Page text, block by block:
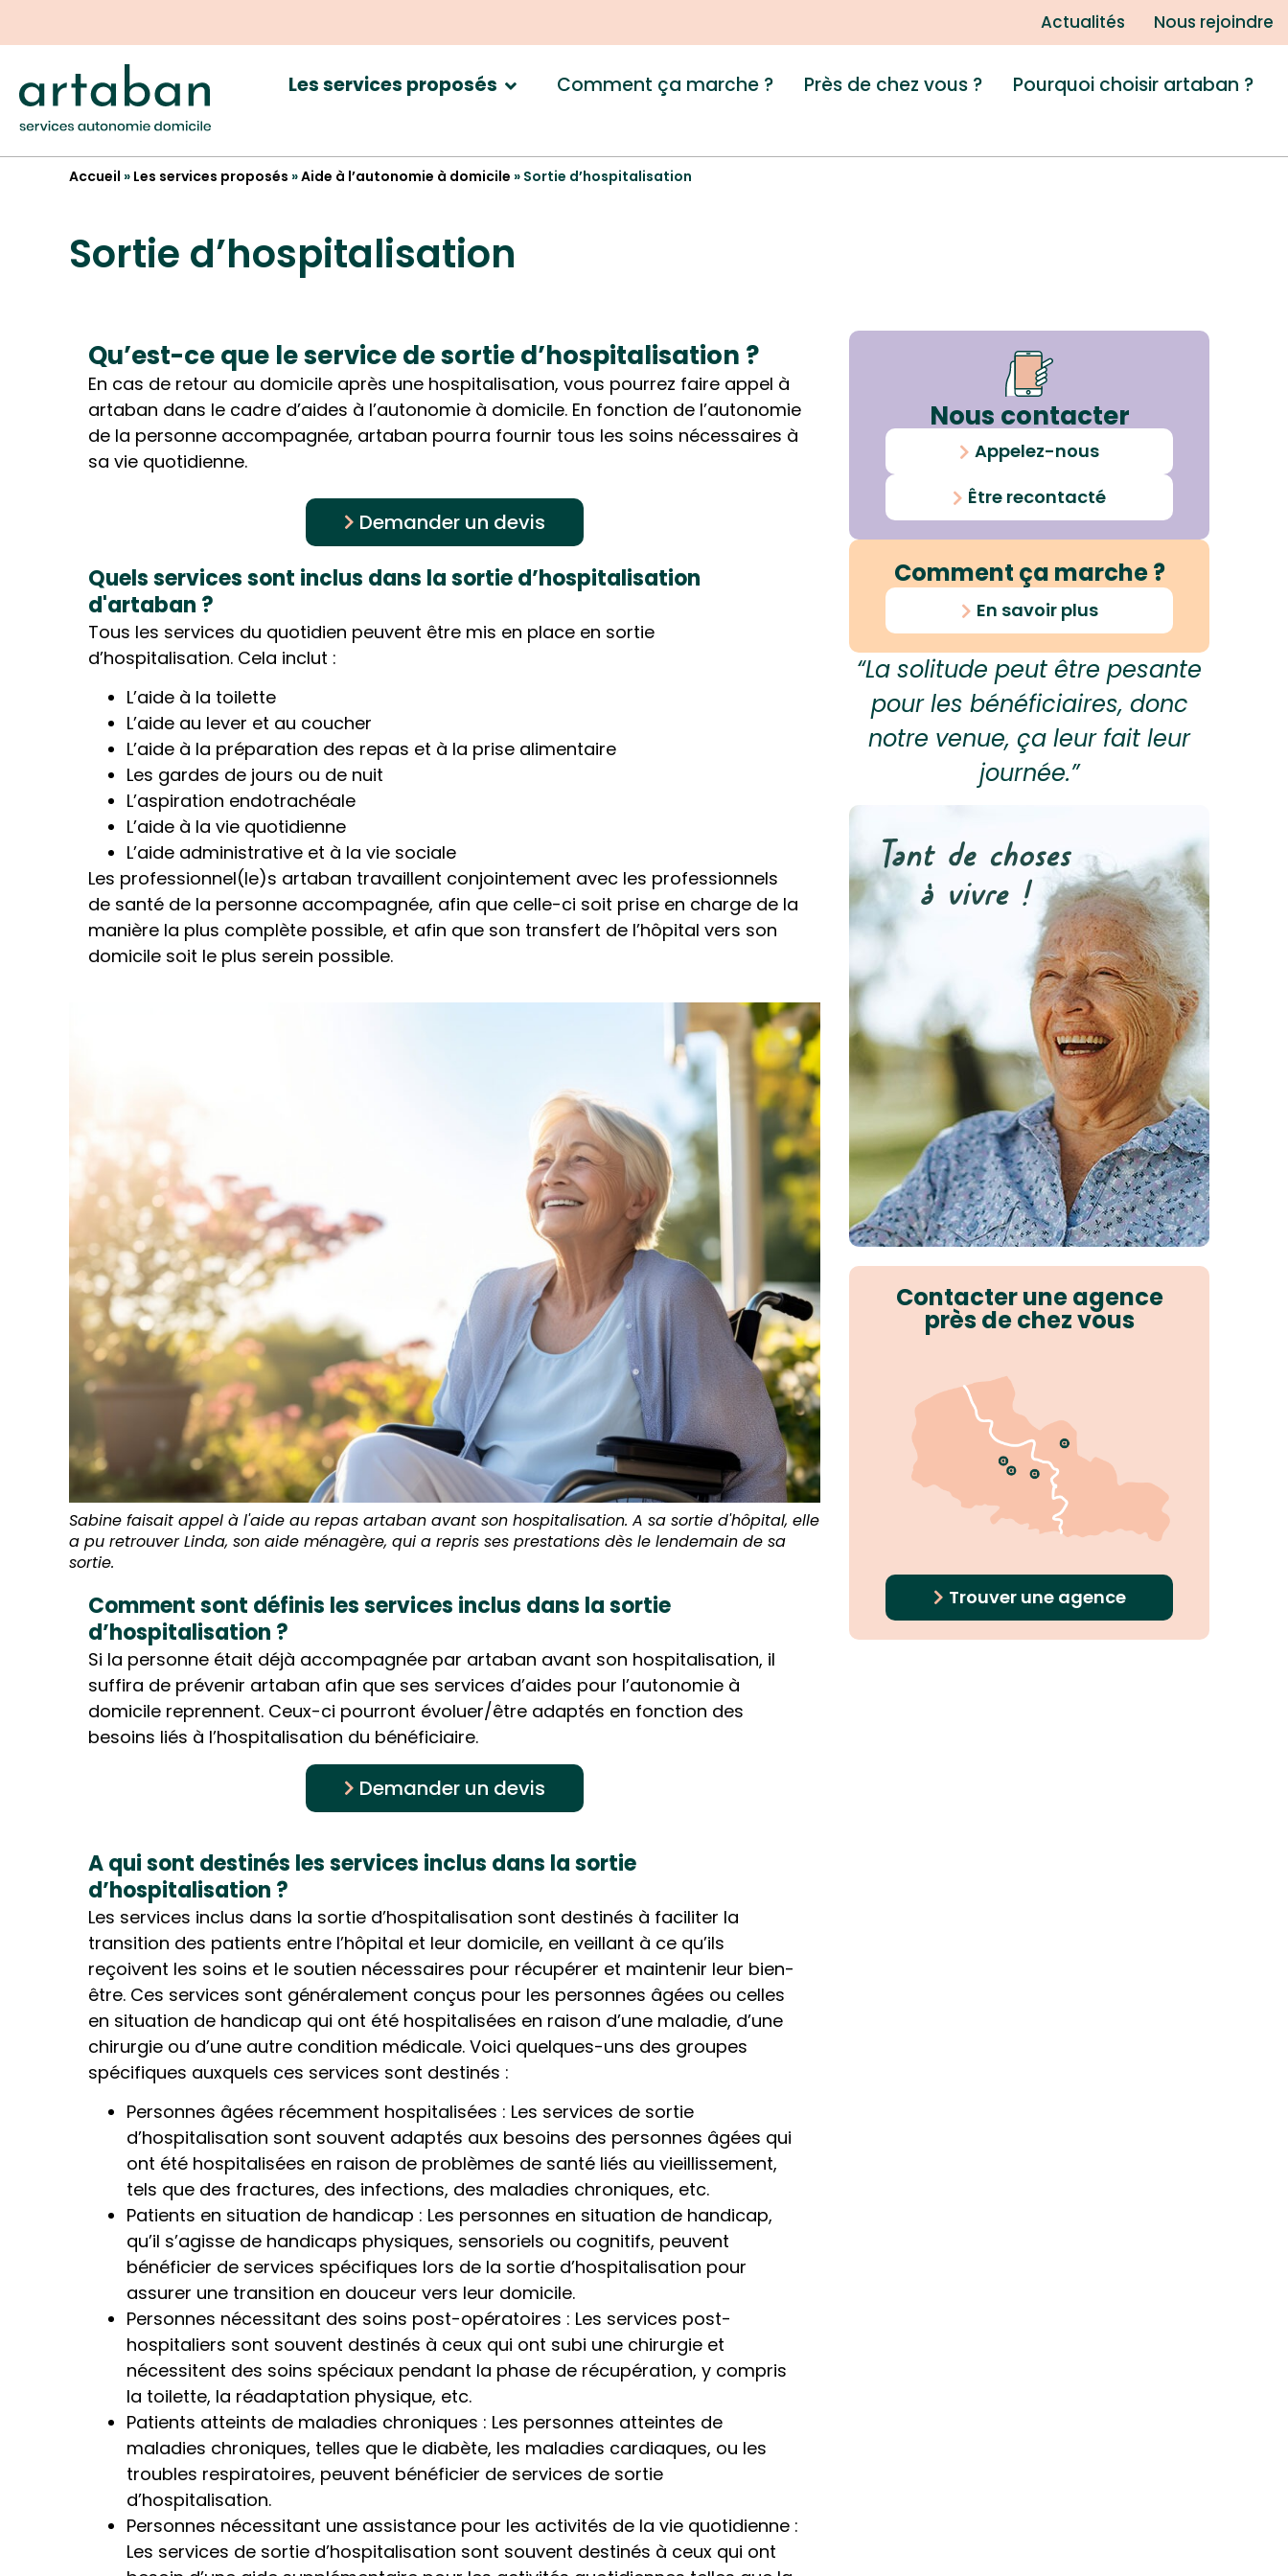
Actualités Nous rejoindre
Les services proposés Comment ça marche ? Près de chez vous ? Pourquoi choisir artaban ?
Accueil » Les services proposés »Aide à l’autonomie à domicile » Sortie d’hospitalisation
Sortie d’hospitalisation
Qu’est-ce que le service de sortie d’hospitalisation ?
En cas de retour au domicile après une hospitalisation, vous pourrez faire appel à
artaban dans le cadre d’aides à l’autonomie à domicile. En fonction de l’autonomie
de la personne accompagnée, artaban pourra fournir tous les soins nécessaires à
sa vie quotidienne.
Demander un devis
Quels services sont inclus dans la sortie d’hospitalisation
d'artaban ?
Tous les services du quotidien peuvent être mis en place en sortie
d’hospitalisation. Cela inclut :
L’aide à la toilette
L’aide au lever et au coucher
L’aide à la préparation des repas et à la prise alimentaire
Les gardes de jours ou de nuit
L’aspiration endotrachéale
L’aide à la vie quotidienne
L’aide administrative et à la vie sociale
Les professionnel(le)s artaban travaillent conjointement avec les professionnels
de santé de la personne accompagnée, afin que celle-ci soit prise en charge de la
manière la plus complète possible, et afin que son transfert de l’hôpital vers son
domicile soit le plus serein possible.
Sabine faisait appel à l'aide au repas artaban avant son hospitalisation. A sa sortie d'hôpital, elle
a pu retrouver Linda, son aide ménagère, qui a repris ses prestations dès le lendemain de sa
sortie.
Comment sont définis les services inclus dans la sortie
d’hospitalisation ?
Si la personne était déjà accompagnée par artaban avant son hospitalisation, il
suffira de prévenir artaban afin que ses services d’aides pour l’autonomie à
domicile reprennent. Ceux-ci pourront évoluer/être adaptés en fonction des
besoins liés à l’hospitalisation du bénéficiaire.
Demander un devis
A qui sont destinés les services inclus dans la sortie
d’hospitalisation ?
Les services inclus dans la sortie d’hospitalisation sont destinés à faciliter la
transition des patients entre l’hôpital et leur domicile, en veillant à ce qu’ils
reçoivent les soins et le soutien nécessaires pour récupérer et maintenir leur bien-
être. Ces services sont généralement conçus pour les personnes âgées ou celles
en situation de handicap qui ont été hospitalisées en raison d’une maladie, d’une
chirurgie ou d’une autre condition médicale. Voici quelques-uns des groupes
spécifiques auxquels ces services sont destinés :
Personnes âgées récemment hospitalisées : Les services de sortie
d’hospitalisation sont souvent adaptés aux besoins des personnes âgées qui
ont été hospitalisées en raison de problèmes de santé liés au vieillissement,
tels que des fractures, des infections, des maladies chroniques, etc.
Patients en situation de handicap : Les personnes en situation de handicap,
qu’il s’agisse de handicaps physiques, sensoriels ou cognitifs, peuvent
bénéficier de services spécifiques lors de la sortie d’hospitalisation pour
assurer une transition en douceur vers leur domicile.
Personnes nécessitant des soins post-opératoires : Les services post-
hospitaliers sont souvent destinés à ceux qui ont subi une chirurgie et
nécessitent des soins spéciaux pendant la phase de récupération, y compris
la toilette, la réadaptation physique, etc.
Patients atteints de maladies chroniques : Les personnes atteintes de
maladies chroniques, telles que le diabète, les maladies cardiaques, ou les
troubles respiratoires, peuvent bénéficier de services de sortie
d’hospitalisation.
Personnes nécessitant une assistance pour les activités de la vie quotidienne :
Les services de sortie d’hospitalisation sont souvent destinés à ceux qui ont
Nous contacter
Appelez-nous
Être recontacté
Comment ça marche ?
En savoir plus
“La solitude peut être pesante
pour les bénéficiaires, donc
notre venue, ça leur fait leur
journée.”
Contacter une agence
près de chez vous
Trouver une agence